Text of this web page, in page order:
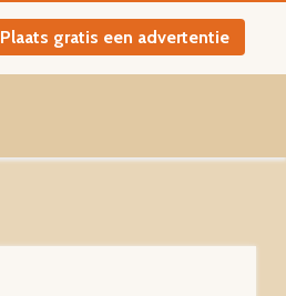
Plaats gratis een advertentie